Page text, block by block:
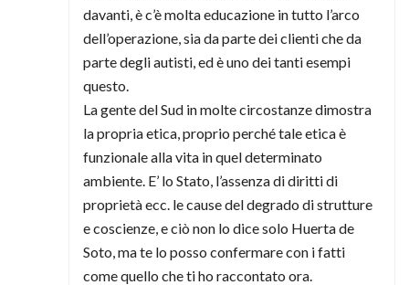
davanti, è c’è molta educazione in tutto l’arco
dell’operazione, sia da parte dei clienti che da
parte degli autisti, ed è uno dei tanti esempi
questo.
La gente del Sud in molte circostanze dimostra
la propria etica, proprio perché tale etica è
funzionale alla vita in quel determinato
ambiente. E’ lo Stato, l’assenza di diritti di
proprietà ecc. le cause del degrado di strutture
e coscienze, e ciò non lo dice solo Huerta de
Soto, ma te lo posso confermare con i fatti
come quello che ti ho raccontato ora.